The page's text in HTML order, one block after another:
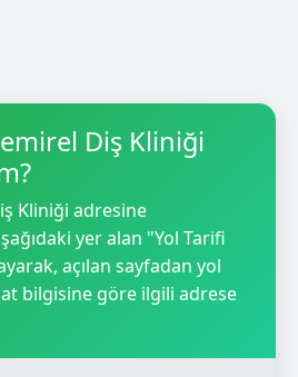
Diş Kliniği
Kliniği adresine
yer alan "Yol Tarifi
açılan sayfadan yol
bilgisine göre ilgili adrese